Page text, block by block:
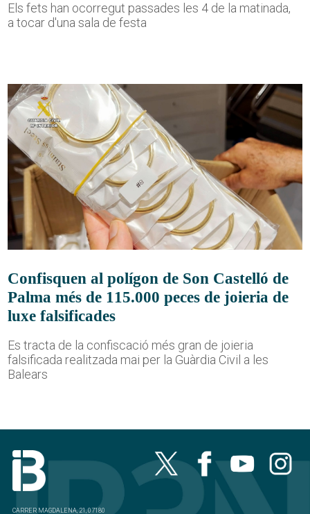
Els fets han ocorregut passades les 4 de la matinada,
a tocar d'una sala de festa
Confisquen al polígon de Son Castelló de
Palma més de 115.000 peces de joieria de
luxe falsificades
Es tracta de la confiscació més gran de joieria
falsificada realitzada mai per la Guàrdia Civil a les
Balears
CARRER MAGDALENA, 21, 07180